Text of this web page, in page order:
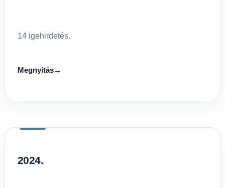
14 igehirdetés.
Megnyitás→
2024.